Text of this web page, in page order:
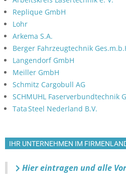
Replique GmbH
Lohr
Arkema S.A.
Berger Fahrzeugtechnik
Langendorf GmbH
Meiller GmbH
Schmitz Cargobull AG
SCHMUHL Faserverbundtechnik
Tata Steel Nederland B.V.
IHR UNTERNEHMEN IM
Hier eintragen und alle